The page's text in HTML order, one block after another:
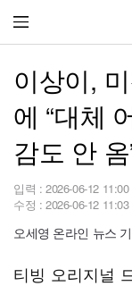
이상이,
에 “대체
감도 안 옴
입력 : 2026-06-12 11:00
수정 : 2026-06-12 11:03
오세영 온라인 뉴스
티빙 오리지널